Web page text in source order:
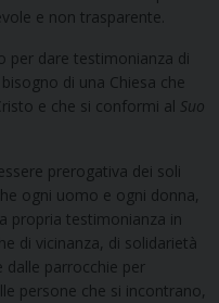
e non trasparente.
per dare testimonianza di
di una Chiesa che
e che si conformi al Suo
prerogativa dei soli
ogni uomo e ogni donna,
propria testimonianza in
di vicinanza, di solidarietà
dalle parrocchie per
persone che si incontrano,